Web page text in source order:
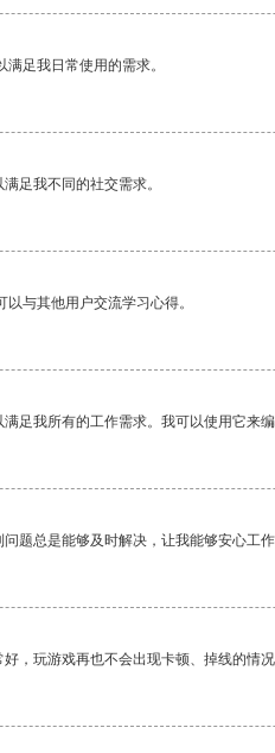
足我日常使用的需求。
足我不同的社交需求。
与其他用户交流学习心得。
足我所有的工作需求。我可以使用它来
题总是能够及时解决，让我能够安心工作
，玩游戏再也不会出现卡顿、掉线的情